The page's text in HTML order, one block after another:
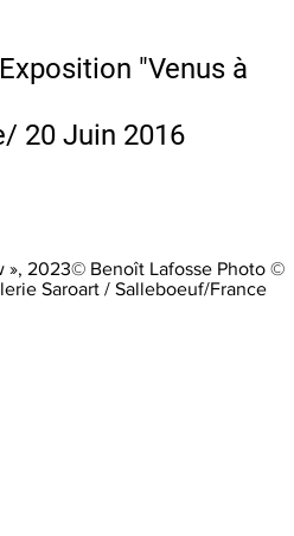
», 2023© Benoît Lafosse Photo ©
Saroart / Salleboeuf/France
"Venus à
20 Juin 2016